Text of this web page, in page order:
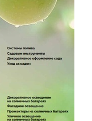
И АКСЕССУАРЫ
ИЗДЕЛИЯ
НОВОСТИ